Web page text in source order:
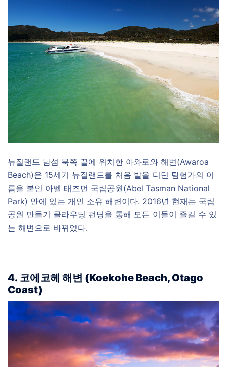
뉴질랜드 남섬 북쪽 끝에 위치한 아와로와 해변(Awaroa
Beach)은 15세기 뉴질랜드를 처음 발을 디딘 탐험가의 이
름을 붙인 아벨 태즈먼 국립공원(Abel Tasman National
Park) 안에 있는 개인 소유 해변이다. 2016년 현재는 국립
공원 만들기 클라우딩 펀딩을 통해 모든 이들이 즐길 수 있
는 해변으로 바뀌었다.
4. 코에코헤 해변 (Koekohe Beach, Otago
Coast)